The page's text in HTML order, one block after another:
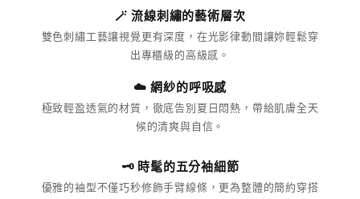
🪄 流線刺繡的藝術層次
雙色刺繡工藝讓視覺更有深度，在光影律動間讓妳輕鬆穿
出專櫃級的高級感。
☁️ 網紗的呼吸感
極致輕盈透氣的材質，徹底告別夏日悶熱，帶給肌膚全天
候的清爽與自信。
🗝️ 時髦的五分袖細節
優雅的袖型不僅巧秒修飾手臂線條，更為整體的簡約穿搭